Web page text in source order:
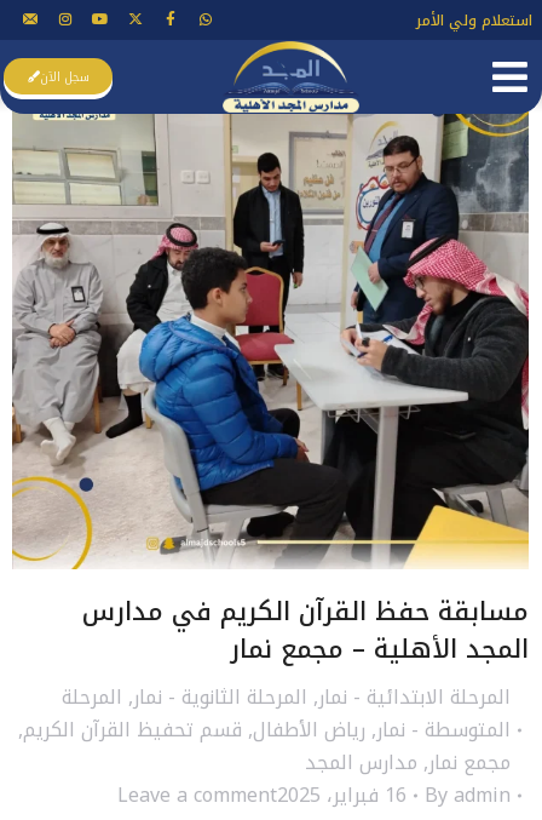
استعلام ولي الأمر
سجل الآن
مسابقة حفظ القرآن الكريم في مدارس
المجد الأهلية – مجمع نمار
المرحلة الابتدائية - نمار, المرحلة الثانوية - نمار, المرحلة
المتوسطة - نمار, رياض الأطفال, قسم تحفيظ القرآن الكريم,
مجمع نمار, مدارس المجد
Byadmin 16 فبراير، 2025
Leave a comment